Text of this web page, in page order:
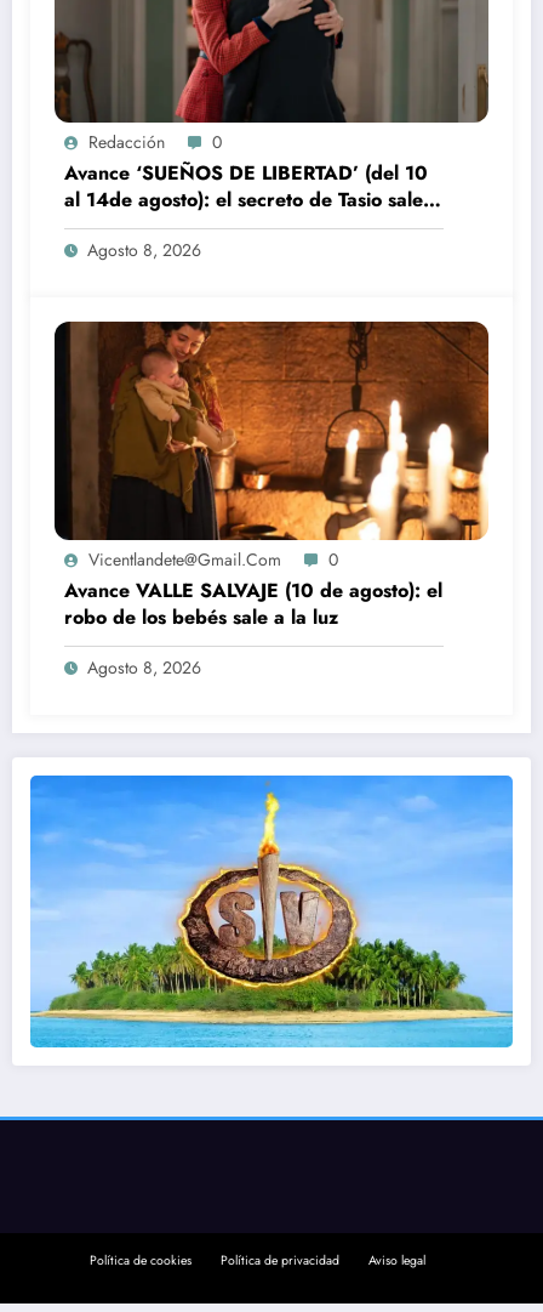
Redacción 0
Avance ‘SUEÑOS DE LIBERTAD’ (del 10
al 14de agosto): el secreto de Tasio sale a
la luz
Agosto 8, 2026
Vicentlandete@gmail.com 0
Avance VALLE SALVAJE (10 de agosto): el
robo de los bebés sale a la luz
Agosto 8, 2026
Política de cookies Política de privacidad Aviso legal